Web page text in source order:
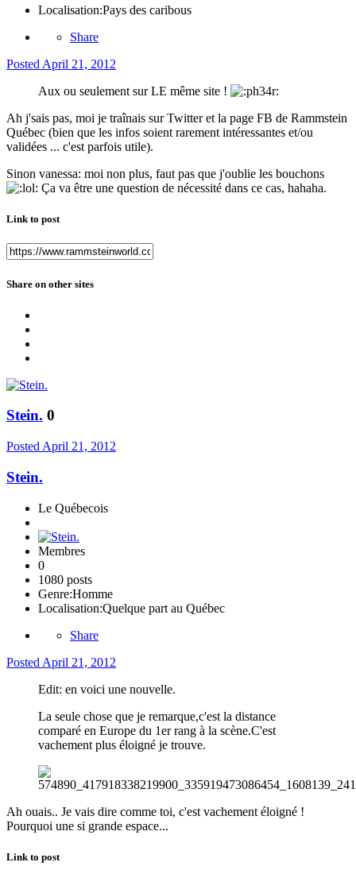
Localisation:Pays des caribous
Share
Posted April 21, 2012
Aux ou seulement sur LE même site !
Ah j'sais pas, moi je traînais sur Twitter et la page FB de Rammstein
Québec (bien que les infos soient rarement intéressantes et/ou
validées ... c'est parfois utile).
Sinon vanessa: moi non plus, faut pas que j'oublie les bouchons
Ça va être une question de nécessité dans ce cas, hahaha.
Link to post
Share on other sites
Stein. 0
Posted April 21, 2012
Stein.
Le Québecois
Membres
0
1080 posts
Genre:Homme
Localisation:Quelque part au Québec
Share
Posted April 21, 2012
Edit: en voici une nouvelle.
La seule chose que je remarque,c'est la distance
comparé en Europe du 1er rang à la scène.C'est
vachement plus éloigné je trouve.
Ah ouais.. Je vais dire comme toi, c'est vachement éloigné !
Pourquoi une si grande espace...
Link to post